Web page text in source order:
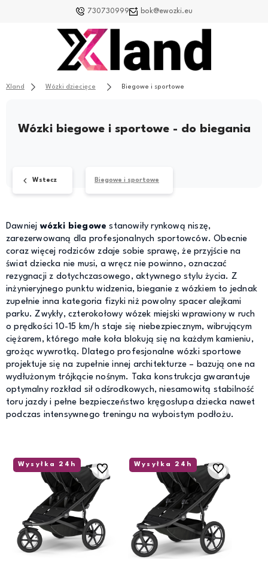
730730999 bok@ewozki.eu
Xland Wózki dziecięce Biegowe i sportowe
Wózki biegowe i sportowe - do biegania
Wstecz Biegowe i sportowe
Dawniej wózki biegowe stanowiły rynkową niszę,
zarezerwowaną dla profesjonalnych sportowców. Obecnie
coraz więcej rodziców zdaje sobie sprawę, że przyjście na
świat dziecka nie musi, a wręcz nie powinno, oznaczać
rezygnacji z dotychczasowego, aktywnego stylu życia. Z
inżynieryjnego punktu widzenia, bieganie z wózkiem to jednak
zupełnie inna kategoria fizyki niż powolny spacer alejkami
parku. Zwykły, czterokołowy wózek miejski wprawiony w ruch
o prędkości 10-15 km/h staje się niebezpiecznym, wibrującym
ciężarem, którego małe koła blokują się na każdym kamieniu,
grożąc wywrotką. Dlatego profesjonalne wózki sportowe
projektuje się na zupełnie innej architekturze – bazują one na
wydłużonym trójkącie nośnym. Taka konstrukcja gwarantuje
optymalny rozkład sił odśrodkowych, niesamowitą stabilność
toru jazdy i pełne bezpieczeństwo kręgosłupa dziecka nawet
podczas intensywnego treningu na wyboistym podłożu.
Wysyłka 24h
Do ulubionych
Wysyłka 24h
Do ulubionych